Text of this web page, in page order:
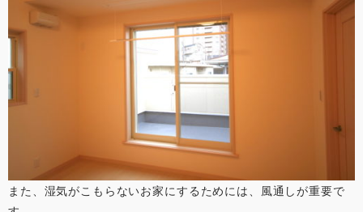
また、湿気がこもらないお家にするためには、風通しが重要で